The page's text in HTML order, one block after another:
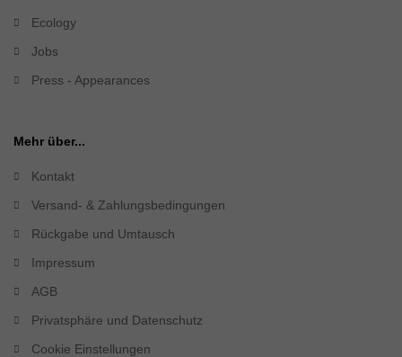
Ecology
Jobs
Press - Appearances
Mehr über...
Kontakt
Versand- & Zahlungsbedingungen
Rückgabe und Umtausch
Impressum
AGB
Privatsphäre und Datenschutz
Cookie Einstellungen